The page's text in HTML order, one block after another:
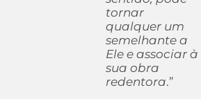
tornar
qualquer um
semelhante a
Ele e associar à
sua obra
redentora.”